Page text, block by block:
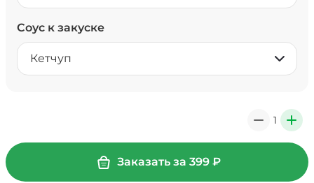
Соус к закуске
Кетчуп
1 +
Заказать за 399₽